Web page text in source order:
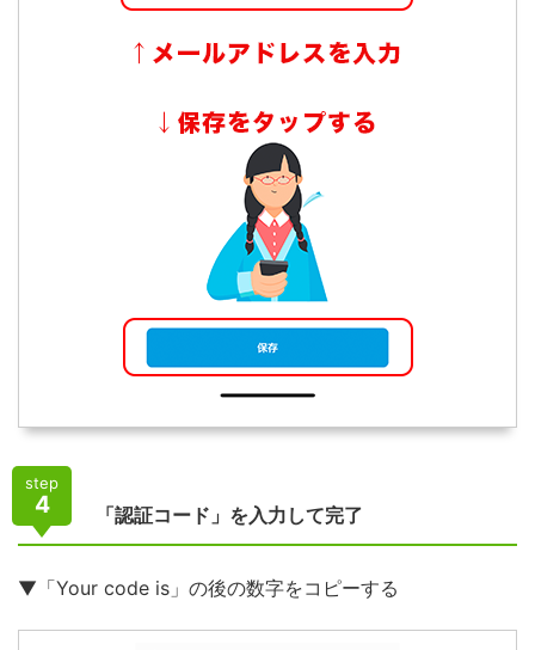
step
4 「認証コード」を入力して完了
▼「Your code is」の後の数字をコピーする